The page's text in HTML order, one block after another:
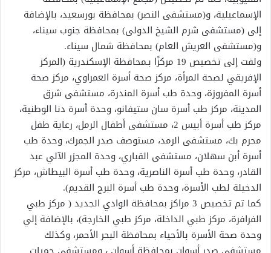
الإسماعيلية، و(مستشفى النصر) بمحافظة بورسعيد، بالإضافة
إلى (مستشفى شرم الشيخ الدولى) بمحافظة جنوب سيناء،
و(مستشفى العريش العام) بمحافظة شمال سيناء.
ولفت إلى تخصيص 19 مركزًا بـمحافظة الإسكندرية (المركز
الإفريقي لصحة المرأة، مركز صحة أسرة العمراوي، مركز صحة
أسرة المفروزة، وحدة طب أسرة المندرة، مستشفى شرق
المدينة، مركز طب أسرة سان ستيفانو، وحدة أسرة دنا الوطنية،
مركز طب أسرة أبيس 2، مستشفى أطفال الرمل، رعاية طفل
محرم بك، مستشفى الرمد، مستوصف صدر الجمرك، وحدة طب
أسرة أبن سهلان، مستشفى القباري، وحدة المجزر الآلي عبد
القادر، وحدة طب أسرة الناصرية، وحدة طب أسرة البيطاش، مركز
الدخيلة لطب الأسرة، وحدة طب أسرة البرج القديم).
كما تم تخصيص 3 مراكز بمحافظة الوادي الجديد ( مركز طبي
الفرافرة، مركز طبي الداخلة، مركز طبي الخارجة)، بالإضافة إلي
وحدة صحة الأسرة بالأحياء بمحافظة البحر الأحمر، وكذلك